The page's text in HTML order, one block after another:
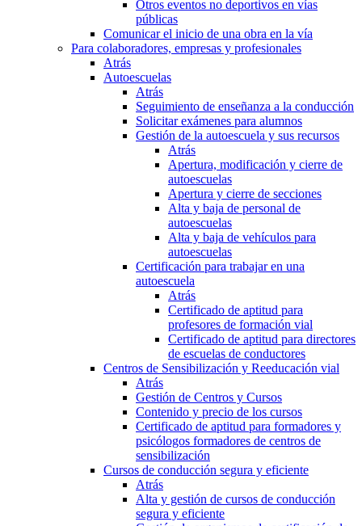
Otros eventos no deportivos en vías
públicas
Comunicar el inicio de una obra en la vía
Para colaboradores, empresas y profesionales
Atrás
Autoescuelas
Atrás
Seguimiento de enseñanza a la conducción
Solicitar exámenes para alumnos
Gestión de la autoescuela y sus recursos
Atrás
Apertura, modificación y cierre de
autoescuelas
Apertura y cierre de secciones
Alta y baja de personal de
autoescuelas
Alta y baja de vehículos para
autoescuelas
Certificación para trabajar en una
autoescuela
Atrás
Certificado de aptitud para
profesores de formación vial
Certificado de aptitud para directores
de escuelas de conductores
Centros de Sensibilización y Reeducación vial
Atrás
Gestión de Centros y Cursos
Contenido y precio de los cursos
Certificado de aptitud para formadores y
psicólogos formadores de centros de
sensibilización
Cursos de conducción segura y eficiente
Atrás
Alta y gestión de cursos de conducción
segura y eficiente